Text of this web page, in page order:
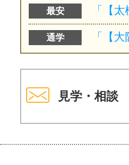
最安
通学
見学・相談